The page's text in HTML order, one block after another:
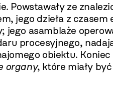
Powstawały ze
jego dzieła z
asamblaże
procesyjnego,
obiektu.
organy, które miały